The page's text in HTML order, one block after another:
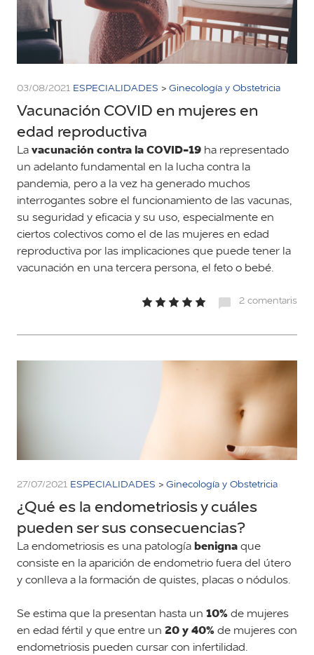
03/08/2021 ESPECIALIDADES > Ginecología y Obstetricia
Vacunación COVID en mujeres en
edad reproductiva
Lavacunación contra la COVID-19 ha representado
un adelanto fundamental en la lucha contra la
pandemia, pero a la vez ha generado muchos
interrogantes sobre el funcionamiento de las vacunas,
su seguridad y eficacia y su uso, especialmente en
ciertos colectivos como el de las mujeres en edad
reproductiva por las implicaciones que puede tener la
vacunación en una tercera persona, el feto o bebé.
2 comentaris
27/07/2021 ESPECIALIDADES > Ginecología y Obstetricia
¿Qué es la endometriosis y cuáles
pueden ser sus consecuencias?
La endometriosis es una patologíabenignaque
consiste en la aparición de endometrio fuera del útero
y conlleva a la formación de quistes, placas o nódulos.
Se estima que la presentan hasta un 10%de mujeres
en edad fértil y que entre un 20 y 40%de mujeres con
endometriosis pueden cursar con infertilidad.